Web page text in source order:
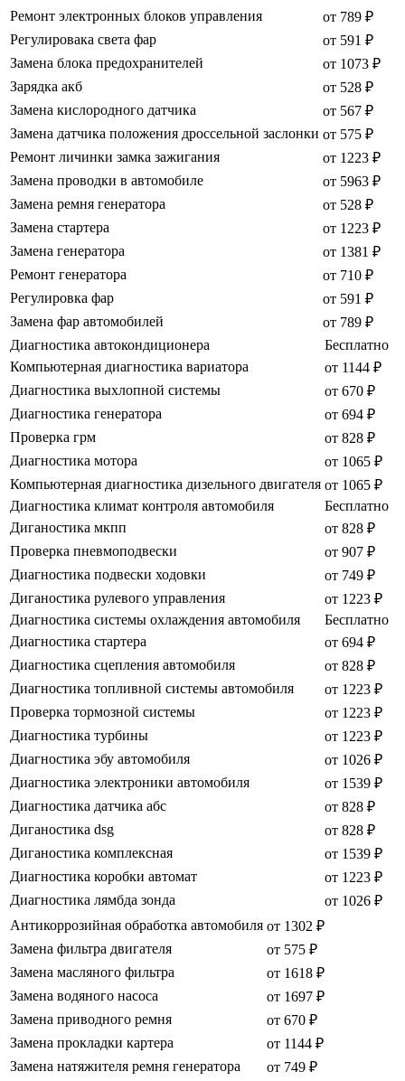
Ремонт электронных блоков управления
от 789 ₽
Регулировака света фар
от 591 ₽
Замена блока предохранителей
от 1073 ₽
Зарядка акб
от 528 ₽
Замена кислородного датчика
от 567 ₽
Замена датчика положения дроссельной заслонки от 575 ₽
Ремонт личинки замка зажигания
от 1223 ₽
Замена проводки в автомобиле
от 5963 ₽
Замена ремня генератора
от 528 ₽
Замена стартера
от 1223 ₽
Замена генератора
от 1381 ₽
Ремонт генератора
от 710 ₽
Регулировка фар
от 591 ₽
Замена фар автомобилей
от 789 ₽
Диагностика автокондиционера
Бесплатно
Компьютерная диагностика вариатора
от 1144 ₽
Диагностика выхлопной системы
от 670 ₽
Диагностика генератора
от 694 ₽
Проверка грм
от 828 ₽
Диагностика мотора
от 1065 ₽
Компьютерная диагностика дизельного двигателя от 1065 ₽
Диагностика климат контроля автомобиля
Бесплатно
Диганостика мкпп
от 828 ₽
Проверка пневмоподвески
от 907 ₽
Диагностика подвески ходовки
от 749 ₽
Диганостика рулевого управления
от 1223 ₽
Диагностика системы охлаждения автомобиля
Бесплатно
Диагностика стартера
от 694 ₽
Диагностика сцепления автомобиля
от 828 ₽
Диагностика топливной системы автомобиля
от 1223 ₽
Проверка тормозной системы
от 1223 ₽
Диагностика турбины
от 1223 ₽
Диагностика эбу автомобиля
от 1026 ₽
Диагностика электроники автомобиля
от 1539 ₽
Диагностика датчика абс
от 828 ₽
Диганостика dsg
от 828 ₽
Диганостика комплексная
от 1539 ₽
Диагностика коробки автомат
от 1223 ₽
Диагностика лямбда зонда
от 1026 ₽
Антикоррозийная обработка автомобиля от 1302 ₽
Замена фильтра двигателя
от 575 ₽
Замена масляного фильтра
от 1618 ₽
Замена водяного насоса
от 1697 ₽
Замена приводного ремня
от 670 ₽
Замена прокладки картера
от 1144 ₽
Замена натяжителя ремня генератора
от 749 ₽